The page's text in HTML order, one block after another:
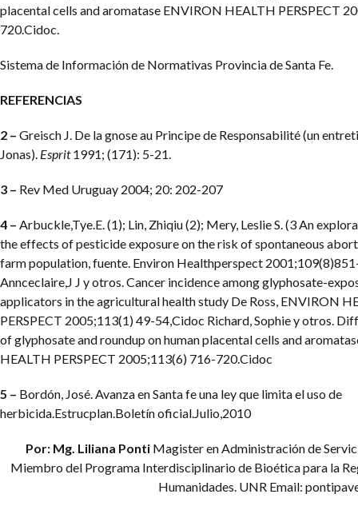
placental cells and aromatase ENVIRON HEALTH PERSPECT
720.Cidoc.
Sistema de Información de Normativas Provincia de Santa Fe.
REFERENCIAS
2 – Greisch J. De la gnose au Principe de Responsabilité (un
Jonas). Esprit1991; (171): 5-21.
3 – Rev Med Uruguay 2004; 20: 202-207
4 – Arbuckle,Tye.E. (1); Lin, Zhiqiu (2); Mery, Leslie S. (3 An
the effects of pesticide exposure on the risk of spontaneous
farm population, fuente. Environ Healthperspect
Annceclaire,J J y otros. Cancer incidence among glyphosate-
applicators in the agricultural health study De Ross, ENVIRON
PERSPECT 2005;113(1) 49-54,Cidoc Richard, Sophie y otros.
of glyphosate and roundup on human placental cells and
HEALTH PERSPECT 2005;113(6) 716-720.Cidoc
5 – Bordón, José. Avanza en Santa fe una ley que limita el uso de
herbicida.Estrucplan.Boletín oficial.Julio,2010
Por: Mg. Liliana Ponti Magister en Administración de
Miembro del Programa Interdisciplinario de Bioética para la
Humanidades. UNR Email: